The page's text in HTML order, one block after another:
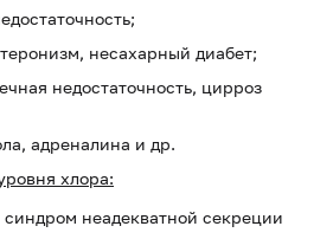
несахарный диабет;
недостаточность, цирроз
адреналина и др.
хлора:
неадекватной секреции